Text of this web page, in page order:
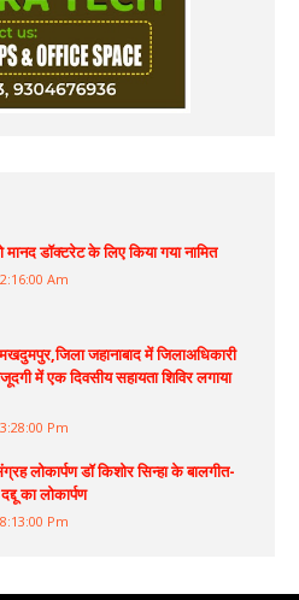
डॉक्टरेट के लिए किया गया नामित
Am
जहानाबाद में जिलाअधिकारी
में एक दिवसीय सहायता शिविर लगाया
Pm
लोकार्पण डॉ किशोर सिन्हा के बालगीत-
का लोकार्पण
Pm